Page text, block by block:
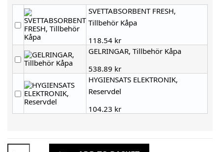
SVETTABSORBENT FRESH,
Tillbehör Kåpa
118.54 kr
GELRINGAR, Tillbehör Kåpa
538.89 kr
HYGIENSATS ELEKTRONIK,
Reservdel
104.23 kr